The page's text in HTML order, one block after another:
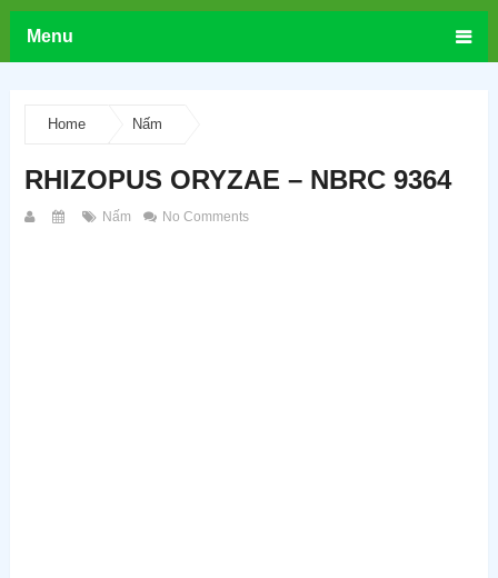
Menu
Home Nấm
RHIZOPUS ORYZAE – NBRC 9364
Nấm No Comments